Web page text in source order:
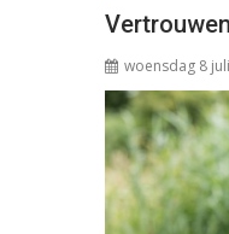
woensdag 8